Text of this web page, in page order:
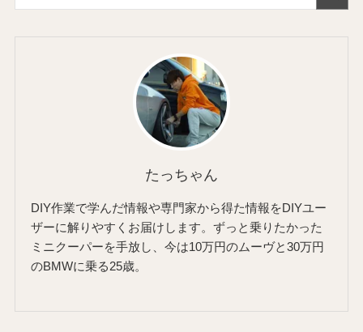
たっちゃん
DIY作業で学んだ情報や専門家から得た情報をDIYユー
ザーに解りやすくお届けします。ずっと乗りたかった
ミニクーパーを手放し、今は10万円のムーヴと30万円
のBMWに乗る25歳。